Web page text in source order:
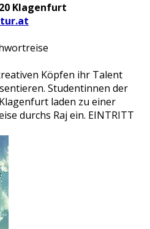
Klagenfurt
Köpfen ihr Talent
Studentinnen der
laden zu einer
durchs Raj ein. EINTRITT